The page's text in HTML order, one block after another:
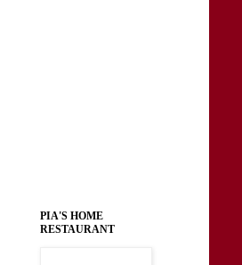
PIA'S HOME
RESTAURANT